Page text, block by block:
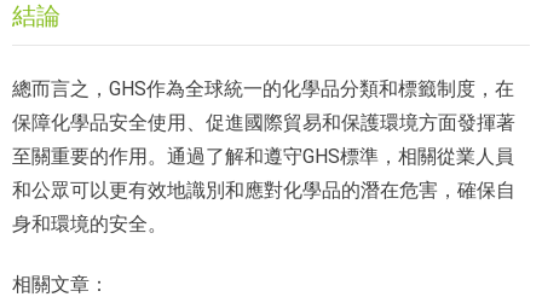
結論
總而言之，GHS作為全球統一的化學品分類和標籤制度，在
保障化學品安全使用、促進國際貿易和保護環境方面發揮著
至關重要的作用。通過了解和遵守GHS標準，相關從業人員
和公眾可以更有效地識別和應對化學品的潛在危害，確保自
身和環境的安全。
相關文章：